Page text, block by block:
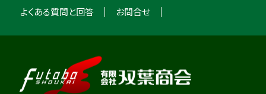
よくある質問と回答
お問合せ